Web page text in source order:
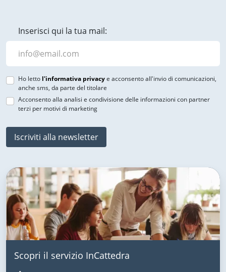
Inserisci qui la tua mail:
Ho letto l'informativa privacye acconsento all'invio di comunicazioni,
anche sms, da parte del titolare
Acconsento alla analisi e condivisione delle informazioni con partner
terzi per motivi di marketing
Iscriviti alla newsletter
Scopri il servizio InCattedra